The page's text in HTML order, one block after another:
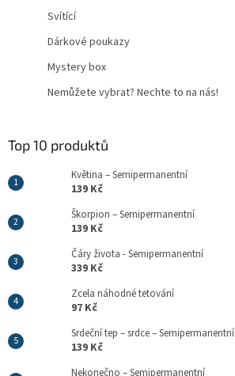
Svítící
Dárkové poukazy
Mystery box
Nemůžete vybrat? Nechte to na nás!
Top 10 produktů
Květina – Semipermanentní
139 Kč
Škorpion – Semipermanentní
139 Kč
Čáry života - Semipermanentní
339 Kč
Zcela náhodné tetování
97 Kč
Srdeční tep – srdce – Semipermanentní
139 Kč
Nekonečno – Semipermanentní